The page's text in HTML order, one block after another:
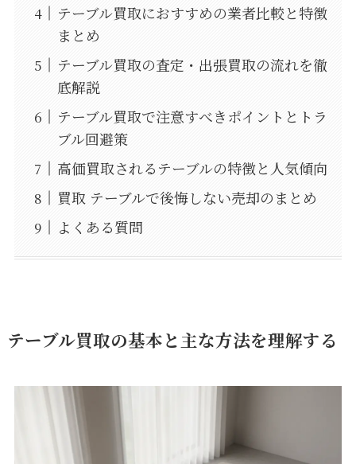
テーブル買取におすすめの業者比較と特徴
まとめ
テーブル買取の査定・出張買取の流れを徹
底解説
テーブル買取で注意すべきポイントとトラ
ブル回避策
高価買取されるテーブルの特徴と人気傾向
買取 テーブルで後悔しない売却のまとめ
よくある質問
テーブル買取の基本と主な方法を理解する